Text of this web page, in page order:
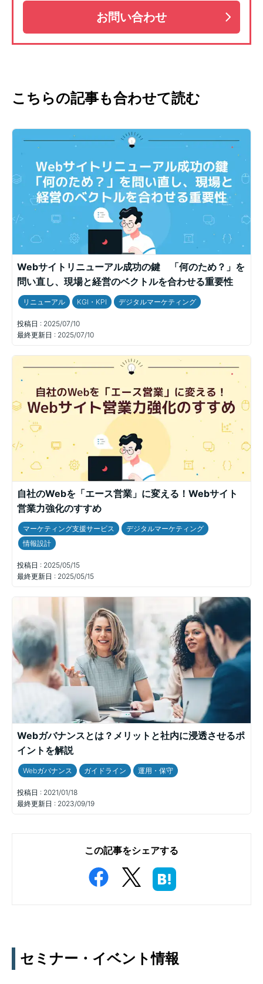
お問い合わせ
こちらの記事も合わせて読む
Webサイトリニューアル成功の鍵 「何のため？」を
問い直し、現場と経営のベクトルを合わせる重要性
リニューアル KGI・KPI デジタルマーケティング
投稿日 : 2025/07/10
最終更新日 : 2025/07/10
自社のWebを「エース営業」に変える！Webサイト
営業力強化のすすめ
マーケティング支援サービス
デジタルマーケティング
情報設計
投稿日 : 2025/05/15
最終更新日 : 2025/05/15
Webガバナンスとは？メリットと社内に浸透させるポ
イントを解説
Webガバナンス ガイドライン 運用・保守
投稿日 : 2021/01/18
最終更新日 : 2023/09/19
この記事をシェアする
セミナー・イベント情報